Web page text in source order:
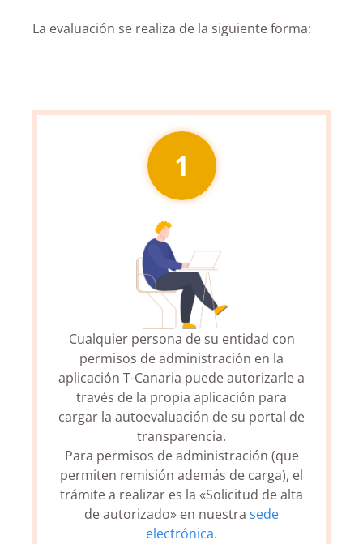
La evaluación se realiza de la siguiente forma:
1
Cualquier persona de su entidad con
permisos de administración en la
aplicación T-Canaria puede autorizarle a
través de la propia aplicación para
cargar la autoevaluación de su portal de
transparencia.
Para permisos de administración (que
permiten remisión además de carga), el
trámite a realizar es la «Solicitud de alta
de autorizado» en nuestra sede
electrónica.